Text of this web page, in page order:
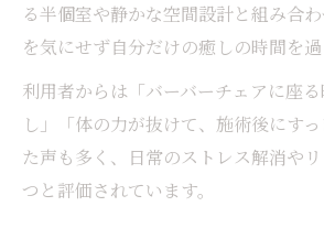
バーバーショップ発信の最
大人の男性におすすめのヘ
癒しを感じる理容サービスの極
バーバーショップの癒し空
理由
バーバーチェアで受ける極
る半個室や静かな空間設計と組み合
を気にせず自分だけの癒しの時間を過
利用者からは「バーバーチェアに座
し」「体の力が抜けて、施術後にす
た声も多く、日常のストレス解消や
つと評価されています。